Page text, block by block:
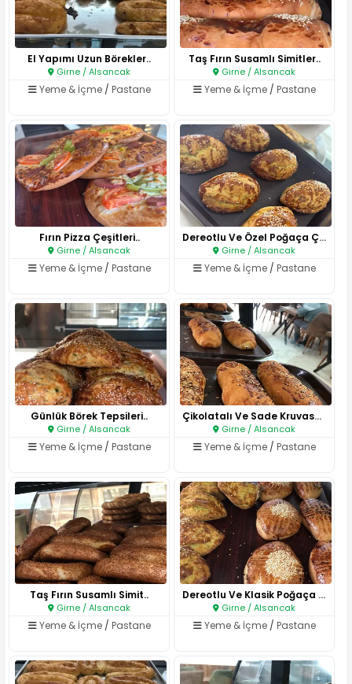
El Yapımı Uzun Börekler..
Girne / Alsancak
Yeme & İçme/ Pastane
Taş Fırın Susamlı Simitler..
Girne / Alsancak
Yeme & İçme/ Pastane
Fırın Pizza Çeşitleri..
Girne / Alsancak
Yeme & İçme/ Pastane
Dereotlu Ve Özel Poğaça Çeşitl..
Girne / Alsancak
Yeme & İçme/ Pastane
Günlük Börek Tepsileri..
Girne / Alsancak
Yeme & İçme/ Pastane
Çikolatalı Ve Sade Kruvasan..
Girne / Alsancak
Yeme & İçme/ Pastane
Taş Fırın Susamlı Simit..
Girne / Alsancak
Yeme & İçme/ Pastane
Dereotlu Ve Klasik Poğaça Çeşi..
Girne / Alsancak
Yeme & İçme/ Pastane